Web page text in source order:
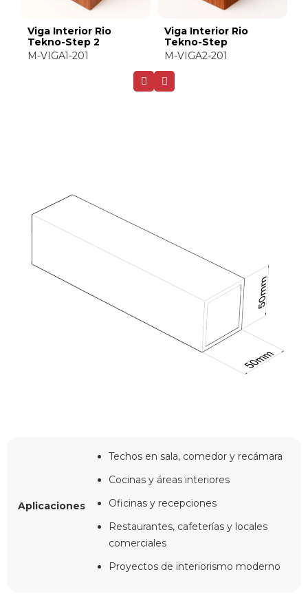
Viga Interior Rio
Tekno-Step 2
M-VIGA1-201
Viga Interior Rio
Tekno-Step
M-VIGA2-201
Aplicaciones
Techos en sala, comedor y recámara
Cocinas y áreas interiores
Oficinas y recepciones
Restaurantes, cafeterías y locales
comerciales
Proyectos de interiorismo moderno